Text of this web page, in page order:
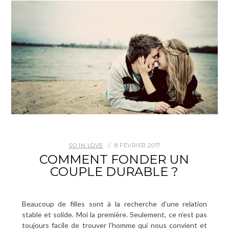
SO PRATIQUE
CONTACT
SO IN LOVE 8 FÉVRIER 2017
COMMENT FONDER UN
COUPLE DURABLE ?
Beaucoup de filles sont à la recherche d’une relation
stable et solide. Moi la première. Seulement, ce n’est pas
toujours facile de trouver l’homme qui nous convient et